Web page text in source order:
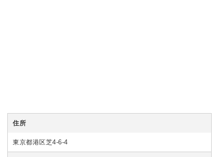
住所
東京都港区芝4-6-4